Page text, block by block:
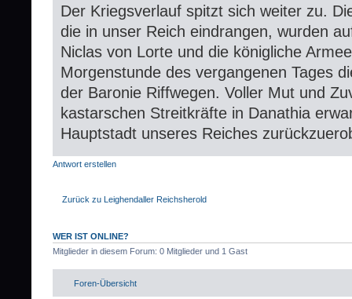
Der Kriegsverlauf spitzt sich weiter zu.
die in unser Reich eindrangen, wurden
Niclas von Lorte und die königliche
Morgenstunde des vergangenen Tages
der Baronie Riffwegen. Voller Mut und
kastarschen Streitkräfte in Danathia
Hauptstadt unseres Reiches
Antwort erstellen
Zurück zu Leighendaller Reichsherold
WER IST ONLINE?
Mitglieder in diesem Forum: 0 Mitglieder und 1 Gast
Foren-Übersicht